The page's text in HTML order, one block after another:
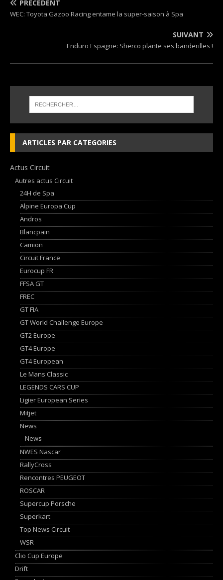
PRÉCÉDENT
WEC: Toyota Gazoo Racing entame la super-saison à Spa
SUIVANT
Enduro Espagne: Sherco plante ses banderilles !
ARTICLES PAR CATEGORIES
Actus Circuit
Autres actus Circuit
24H de Spa
Alpine Europa Cup
Andros
Blancpain
Camion
Circuit France
Eurocup FR
FFSA GT
FREC
GT FIA
GT World Challenge Europe
GT2 Europe
GT4 Europe
GT4 European
Le Mans Classic
LEGENDS CARS CUP
Ligier European Series
Mitjet
News
News
NWES Nascar
RallyCross
Rencontres PEUGEOT
ROSCAR
Supercup Porsche
Superkart
Top News Circuit
WSR
Clio Cup Europe
Drift